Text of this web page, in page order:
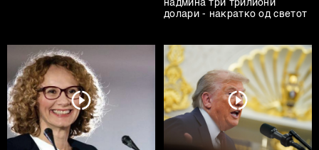
надмина три трилиони
долари - накратко од светот